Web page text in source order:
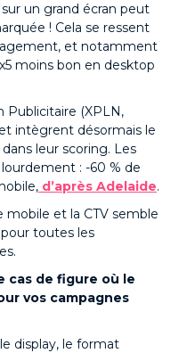
un grand écran peut
! Cela se ressent
et notamment
moins bon en desktop
Publicitaire (XPLN,
intègrent désormais le
leur scoring. Les
: -60 % de
d’après Adelaide.
mobile et la CTV semble
toutes les
cas de figure où le
vos campagnes
display, le format